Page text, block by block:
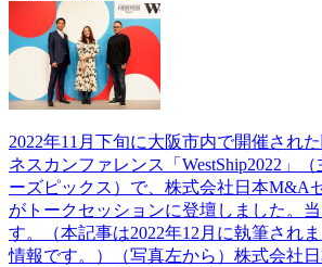
2022年11月下旬に大阪市内で開催され
ネスカンファレンス「WestShip2022」
ーズピックス）で、株式会社日本M&A
がトークセッションに登壇しました。
す。（本記事は2022年12月に執筆され
情報です。）（写真左から）株式会社